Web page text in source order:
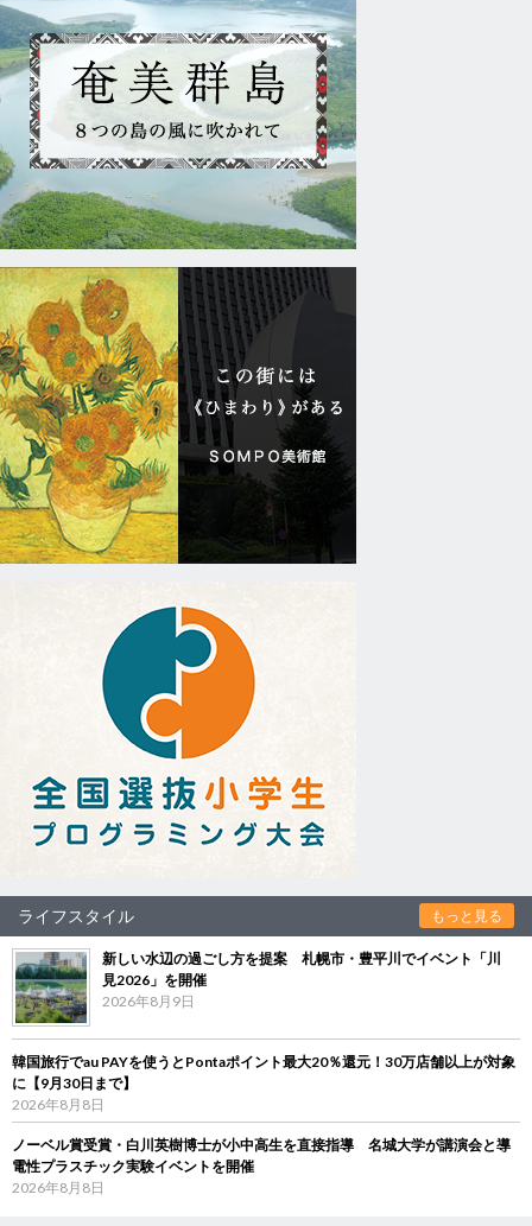
ライフスタイル もっと見る
新しい水辺の過ごし方を提案 札幌市・豊平川でイベント「川
見2026」を開催
2026年8月9日
韓国旅行でau PAYを使うとPontaポイント最大20％還元！30万店舗以上が対象
に【9月30日まで】
2026年8月8日
ノーベル賞受賞・白川英樹博士が小中高生を直接指導 名城大学が講演会と導
電性プラスチック実験イベントを開催
2026年8月8日